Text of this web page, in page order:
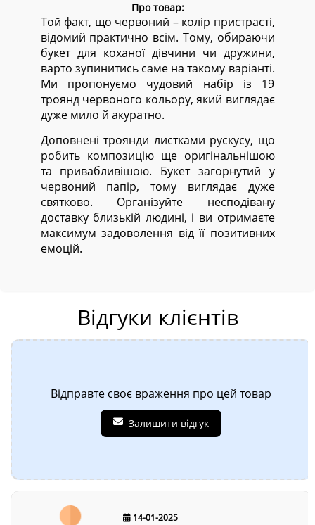
Про товар:
Той факт, що червоний – колір пристрасті,
відомий практично всім. Тому, обираючи
букет для коханої дівчини чи дружини,
варто зупинитись саме на такому варіанті.
Ми пропонуємо чудовий набір із 19
троянд червоного кольору, який виглядає
дуже мило й акуратно.
Доповнені троянди листками рускусу, що
робить композицію ще оригінальнішою
та привабливішою. Букет загорнутий у
червоний папір, тому виглядає дуже
святково. Організуйте несподівану
доставку близькій людині, і ви отримаєте
максимум задоволення від її позитивних
емоцій.
Відгуки клієнтів
Відправте своє враження про цей товар
Залишити відгук
14-01-2025